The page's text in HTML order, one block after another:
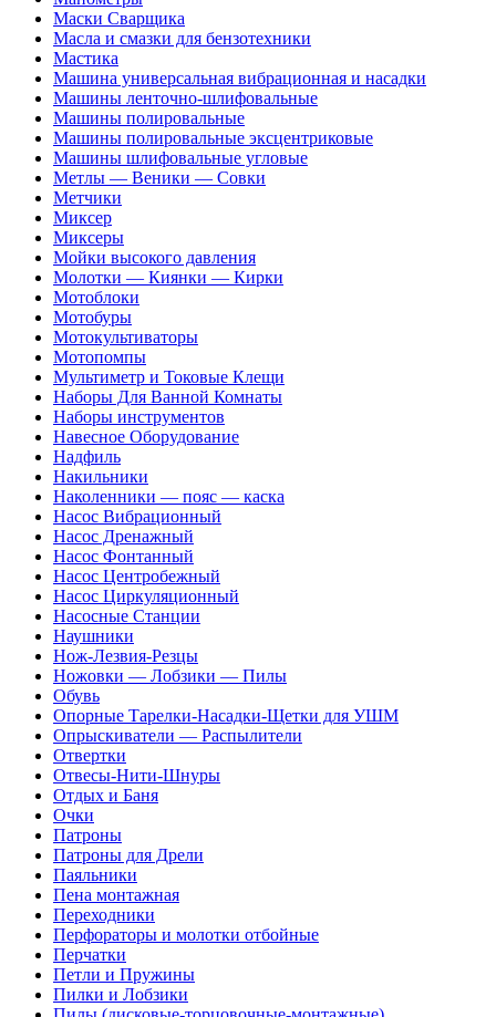
Маски Сварщика
Масла и смазки для бензотехники
Мастика
Машина универсальная вибрационная и насадки
Машины ленточно-шлифовальные
Машины полировальные
Машины полировальные эксцентриковые
Машины шлифовальные угловые
Метлы — Веники — Совки
Метчики
Миксер
Миксеры
Мойки высокого давления
Молотки — Киянки — Кирки
Мотоблоки
Мотобуры
Мотокультиваторы
Мотопомпы
Мультиметр и Токовые Клещи
Наборы Для Ванной Комнаты
Наборы инструментов
Навесное Оборудование
Надфиль
Накильники
Наколенники — пояс — каска
Насос Вибрационный
Насос Дренажный
Насос Фонтанный
Насос Центробежный
Насос Циркуляционный
Насосные Станции
Наушники
Нож-Лезвия-Резцы
Ножовки — Лобзики — Пилы
Обувь
Опорные Тарелки-Насадки-Щетки для УШМ
Опрыскиватели — Распылители
Отвертки
Отвесы-Нити-Шнуры
Отдых и Баня
Очки
Патроны
Патроны для Дрели
Паяльники
Пена монтажная
Переходники
Перфораторы и молотки отбойные
Перчатки
Петли и Пружины
Пилки и Лобзики